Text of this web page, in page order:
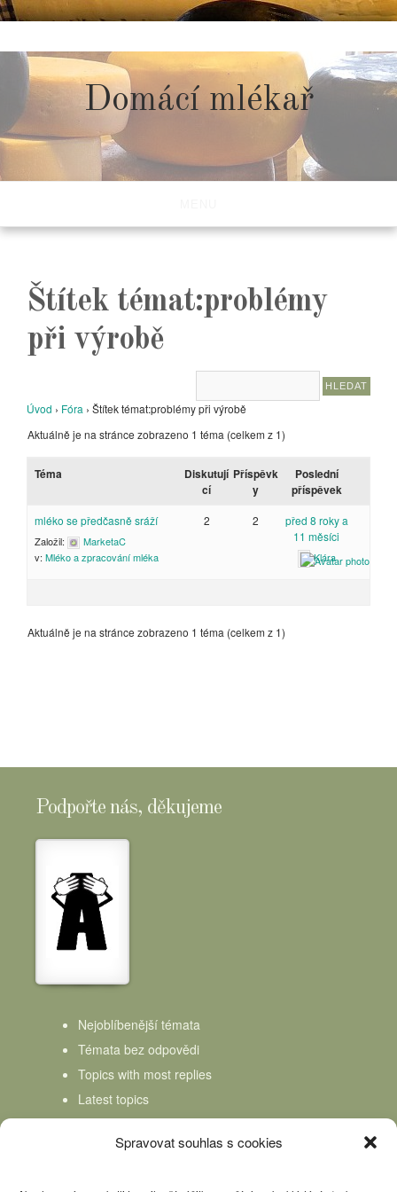
Spravovat souhlas s cookies
to
content
Domácí mlékař
Štítek témat:problémy
při výrobě
Úvod › Fóra › Štítek témat:problémy při výrobě
Aktuálně je na stránce zobrazeno 1 téma (celkem z 1)
Téma
Diskutují
cí
Příspěvk
y
Poslední
příspěvek
mléko se předčasně sráží
Založil:
MarketaC
v: Mléko a zpracování mléka
2 2
před 8 roky a
11 měsíci
Klára
Aktuálně je na stránce zobrazeno 1 téma (celkem z 1)
Podpořte nás, děkujeme
Nejoblíbenější témata
Témata bez odpovědi
Topics with most replies
Latest topics
Topics Freshness